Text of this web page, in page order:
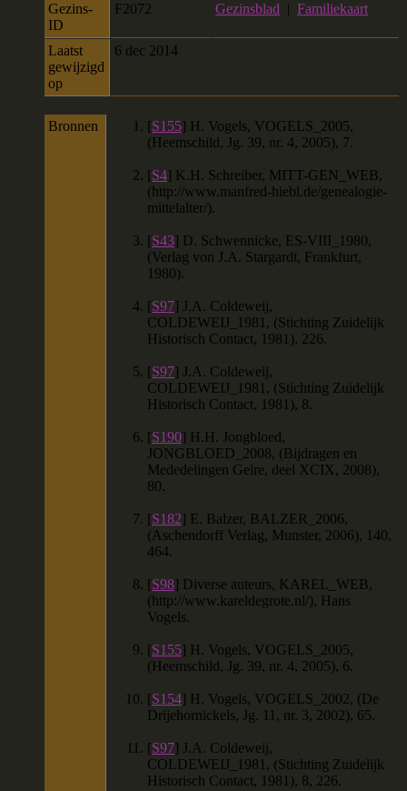
Gezins-
ID
F2072 Gezinsblad | Familiekaart
Laatst
gewijzigd
op
6 dec 2014
Bronnen [S155] H. Vogels, VOGELS_2005,
(Heemschild, Jg. 39, nr. 4, 2005), 7.
[S4] K.H. Schreiber, MITT-GEN_WEB,
(http://www.manfred-hiebl.de/genealogie-
mittelalter/).
[S43] D. Schwennicke, ES-VIII_1980,
(Verlag von J.A. Stargardt, Frankfurt,
1980).
[S97] J.A. Coldeweij,
COLDEWEIJ_1981, (Stichting Zuidelijk
Historisch Contact, 1981), 226.
[S97] J.A. Coldeweij,
COLDEWEIJ_1981, (Stichting Zuidelijk
Historisch Contact, 1981), 8.
[S190] H.H. Jongbloed,
JONGBLOED_2008, (Bijdragen en
Mededelingen Gelre, deel XCIX, 2008),
80.
[S182] E. Balzer, BALZER_2006,
(Aschendorff Verlag, Munster, 2006), 140,
464.
[S98] Diverse auteurs, KAREL_WEB,
(http://www.kareldegrote.nl/), Hans
Vogels.
[S155] H. Vogels, VOGELS_2005,
(Heemschild, Jg. 39, nr. 4, 2005), 6.
[S154] H. Vogels, VOGELS_2002, (De
Drijehornickels, Jg. 11, nr. 3, 2002), 65.
[S97] J.A. Coldeweij,
COLDEWEIJ_1981, (Stichting Zuidelijk
Historisch Contact, 1981), 8, 226.